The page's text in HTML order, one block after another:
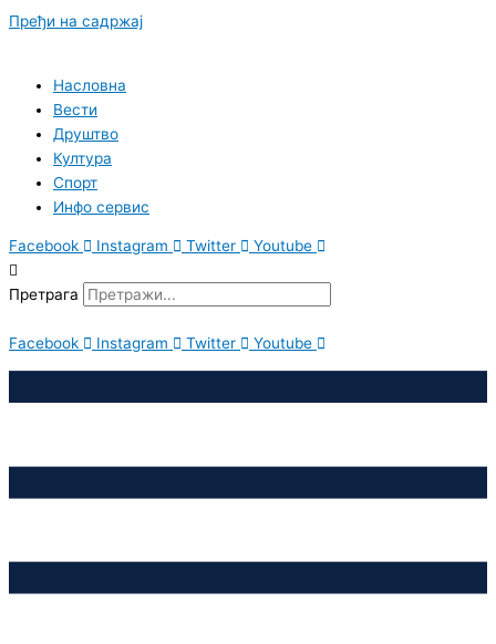
Пређи на садржај
Насловна
Вести
Друштво
Култура
Спорт
Инфо сервис
Facebook Instagram Twitter Youtube
Претрага
Facebook Instagram Twitter Youtube